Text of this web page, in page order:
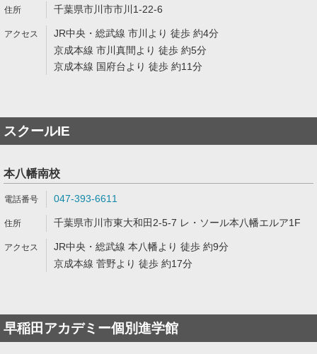
千葉県市川市市川1-22-6
JR中央・総武線 市川より 徒歩 約4分
京成本線 市川真間より 徒歩 約5分
京成本線 国府台より 徒歩 約11分
スクールIE
本八幡南校
047-393-6611
千葉県市川市東大和田2-5-7 レ・ソール本八幡エルア1F
JR中央・総武線 本八幡より 徒歩 約9分
京成本線 菅野より 徒歩 約17分
早稲田アカデミー個別進学館